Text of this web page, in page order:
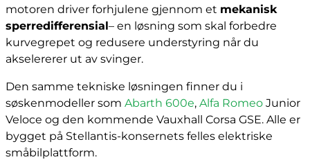
motoren driver forhjulene gjennom et mekanisk
sperredifferensial– en løsning som skal forbedre
kurvegrepet og redusere understyring når du
akselererer ut av svinger.
Den samme tekniske løsningen finner du i
søskenmodeller som Abarth 600e, Alfa Romeo Junior
Veloce og den kommende Vauxhall Corsa GSE. Alle er
bygget på Stellantis-konsernets felles elektriske
småbilplattform.